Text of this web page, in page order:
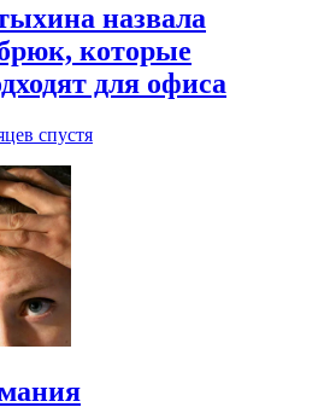
назвала
которые
для офиса
спустя